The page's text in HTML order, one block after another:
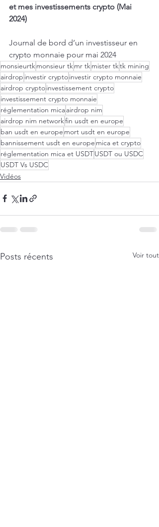
et mes investissements crypto (Mai
2024)
Journal de bord d’un investisseur en
crypto monnaie pour mai 2024
monsieurtkmonsieur tkmr tkmister tktk mining
airdrop investir cryptoinvestir crypto monnaie
airdrop cryptoinvestissement crypto
investissement crypto monnaie
réglementation micaairdrop nim
airdrop nim networkfin usdt en europe
ban usdt en europe mort usdt en europe
bannissement usdt en europe mica et crypto
réglementation mica et USDTUSDT ou USDC
USDT Vs USDC
Vidéos
Posts récents Voir tout